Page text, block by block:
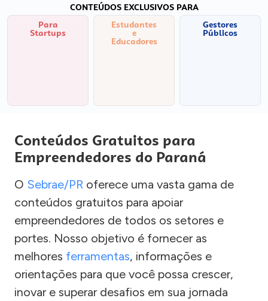
CONTEÚDOS EXCLUSIVOS PARA
Para
Startups
Estudantes
e
Educadores
Gestores
Públicos
Conteúdos Gratuitos para
Empreendedores do Paraná
O Sebrae/PR oferece uma vasta gama de
conteúdos gratuitos para apoiar
empreendedores de todos os setores e
portes. Nosso objetivo é fornecer as
melhores ferramentas, informações e
orientações para que você possa crescer,
inovar e superar desafios em sua jornada